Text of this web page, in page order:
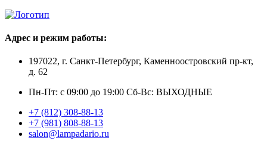
Адрес и режим работы:
197022, г. Санкт-Петербург, Каменноостровский пр-кт,
д. 62
Пн-Пт: с 09:00 до 19:00 Сб-Вс: ВЫХОДНЫЕ
+7 (812) 308-88-13
+7 (981) 808-88-13
salon@lampadario.ru